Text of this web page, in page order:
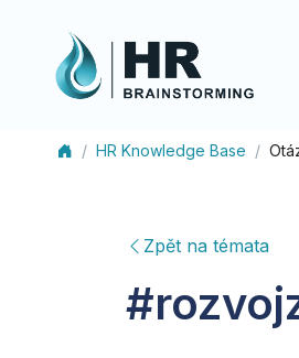
HR Knowledge Base
Zpět na témata
#